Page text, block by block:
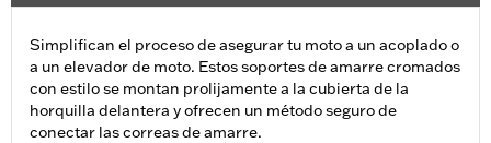
Simplifican el proceso de asegurar tu moto a un acoplado o
a un elevador de moto. Estos soportes de amarre cromados
con estilo se montan prolijamente a la cubierta de la
horquilla delantera y ofrecen un método seguro de
conectar las correas de amarre.